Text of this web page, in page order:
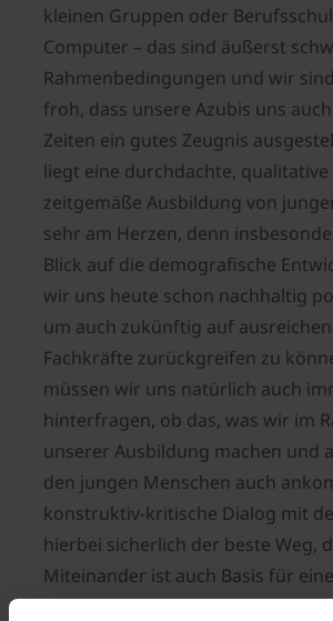
kleinen Gruppen oder
Computer – das sind äußerst
Rahmenbedingungen und wir
froh, dass unsere Azubis uns
Zeiten ein gutes Zeugnis
liegt eine durchdachte, qualitative
zeitgemäße Ausbildung von
sehr am Herzen, denn
Blick auf die demografische
wir uns heute schon nachhaltig
um auch zukünftig auf
Fachkräfte zurückgreifen zu
müssen wir uns natürlich auch
hinterfragen, ob das, was wir im
unserer Ausbildung machen und
den jungen Menschen auch
konstruktiv-kritische Dialog mit
hierbei sicherlich der beste Weg,
Miteinander ist auch Basis für
Identifikation und eine